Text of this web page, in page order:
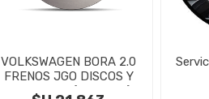
VOLKSWAGEN BORA 2.0
FRENOS JGO DISCOS Y
PASTILLAS (del y tras)